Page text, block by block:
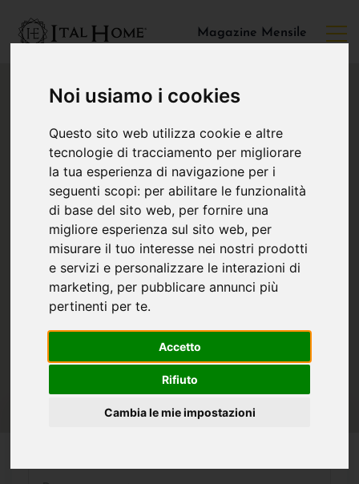
Noi usiamo i cookies
Questo sito web utilizza cookie e altre
tecnologie di tracciamento per migliorare
la tua esperienza di navigazione per i
seguenti scopi: per abilitare le funzionalità
di base del sito web, per fornire una
migliore esperienza sul sito web, per
misurare il tuo interesse nei nostri prodotti
e servizi e personalizzare le interazioni di
marketing, per pubblicare annunci più
pertinenti per te.
Accetto
Rifiuto
Cambia le mie impostazioni
Magazine Mensile